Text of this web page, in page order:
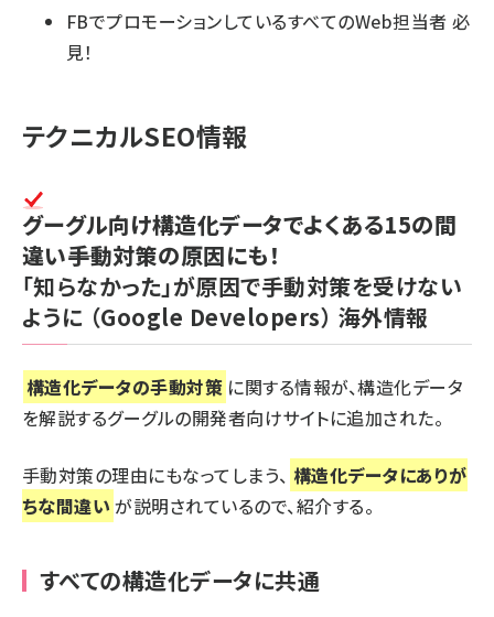
FBでプロモーションしているすべてのWeb担当者 必
見！
テクニカルSEO情報
グーグル向け構造化データでよくある15の間
違い――手動対策の原因にも！
「知らなかった」が原因で手動対策を受けない
ように （Google Developers） 海外情報
構造化データの手動対策 に関する情報が、構造化データ
を解説するグーグルの開発者向けサイトに追加された。
手動対策の理由にもなってしまう、 構造化データにありが
ちな間違い が説明されているので、紹介する。
すべての構造化データに共通